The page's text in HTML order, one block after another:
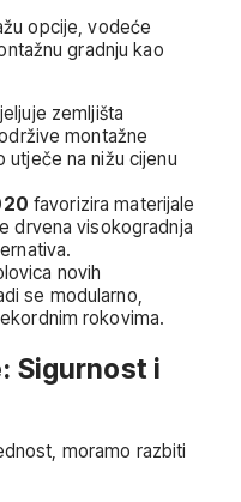
opcije, vodeće
gradnju kao
zemljišta
montažne
na nižu cijenu
favorizira materijale
drvena visokogradnja
novih
se modularno,
rokovima.
Sigurnost i
moramo razbiti